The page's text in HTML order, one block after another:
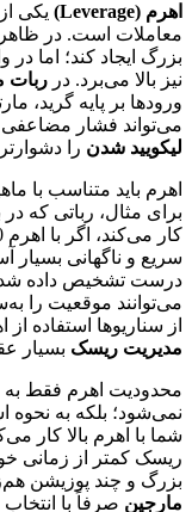
اهرم (Leverage)
یکی
معاملات است. در
بزرگ ایجاد کند؛ اما
نیز بالا می‌برد. در ربات
ورودها بر پایه گرید،
می‌تواند فشار مضاعفی
لیکویید شدن را
اهرم باید متناسب با
برای مثال، رباتی که
سریع و ناگهانی بسیار
درست تشخیص داده شده
می‌توانند موقعیت را
از سناریوها استفاده
مدیریت ریسک بسیار
محدودیت اهرم فقط
نمی‌شود؛ بلکه به نحوه
شما با اهرم بالا کار
ریسک کمتر از زمانی
بزرگ و چند پوزیشن
مارجین صرفاً با